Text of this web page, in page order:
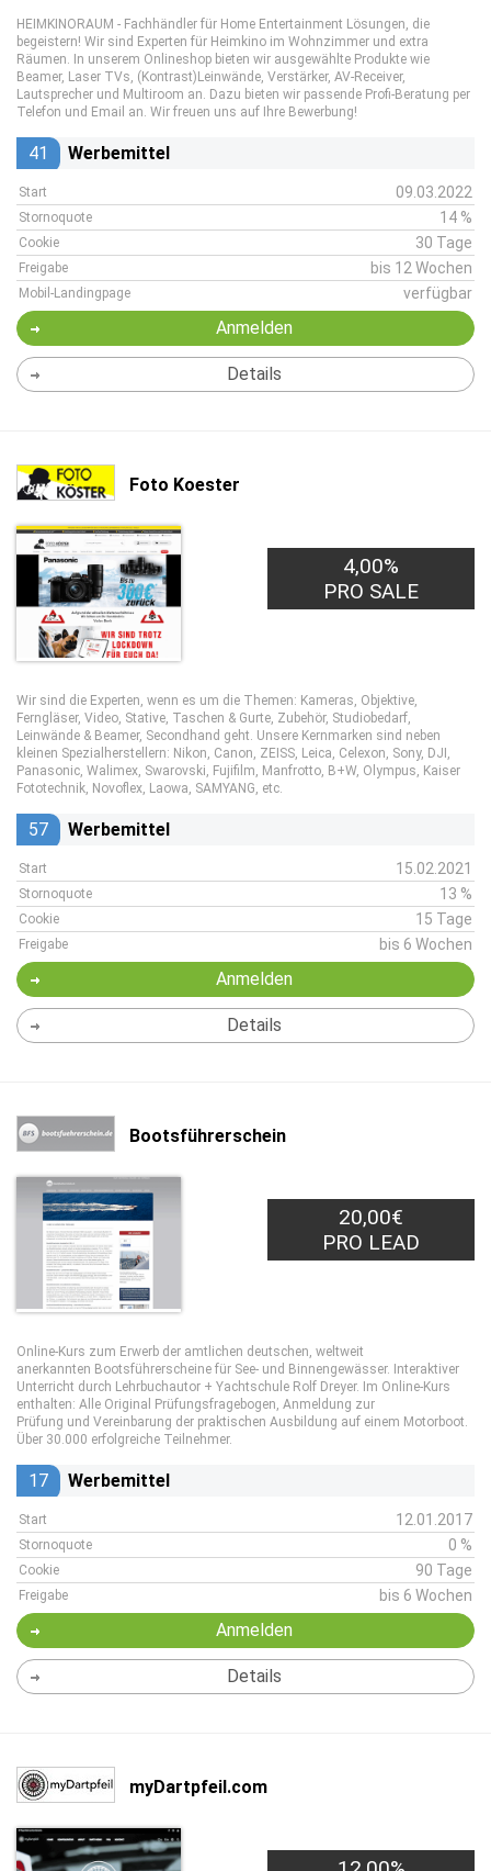
HEIMKINORAUM - Fachhändler für Home Entertainment Lösungen, die
begeistern! Wir sind Experten für Heimkino im Wohnzimmer und extra
Räumen. In unserem Onlineshop bieten wir ausgewählte Produkte wie
Beamer, Laser TVs, (Kontrast)Leinwände, Verstärker, AV-Receiver,
Lautsprecher und Multiroom an. Dazu bieten wir passende Profi-Beratung per
Telefon und Email an. Wir freuen uns auf Ihre Bewerbung!
41 Werbemittel
Start 09.03.2022
Stornoquote 14 %
Cookie 30 Tage
Freigabe bis 12 Wochen
Mobil-Landingpage verfügbar
Anmelden
Details
Foto Koester
5,00€
PRO LEAD
4,00%
PRO SALE
Wir sind die Experten, wenn es um die Themen: Kameras, Objektive,
Ferngläser, Video, Stative, Taschen & Gurte, Zubehör, Studiobedarf,
Leinwände & Beamer, Secondhand geht. Unsere Kernmarken sind neben
kleinen Spezialherstellern: Nikon, Canon, ZEISS, Leica, Celexon, Sony, DJI,
Panasonic, Walimex, Swarovski, Fujifilm, Manfrotto, B+W, Olympus, Kaiser
Fototechnik, Novoflex, Laowa, SAMYANG, etc.
57 Werbemittel
Start 15.02.2021
Stornoquote 13 %
Cookie 15 Tage
Freigabe bis 6 Wochen
Anmelden
Details
Bootsführerschein
20,00€
PRO LEAD
Online-Kurs zum Erwerb der amtlichen deutschen, weltweit
anerkannten Bootsführerscheine für See- und Binnengewässer. Interaktiver
Unterricht durch Lehrbuchautor + Yachtschule Rolf Dreyer. Im Online-Kurs
enthalten: Alle Original Prüfungsfragebogen, Anmeldung zur
Prüfung und Vereinbarung der praktischen Ausbildung auf einem Motorboot.
Über 30.000 erfolgreiche Teilnehmer.
17 Werbemittel
Start 12.01.2017
Stornoquote 0 %
Cookie 90 Tage
Freigabe bis 6 Wochen
Anmelden
Details
myDartpfeil.com